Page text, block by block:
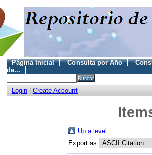
Página Inicial Consulta por Año
de...
Login| Create Account
Up a level
Export as